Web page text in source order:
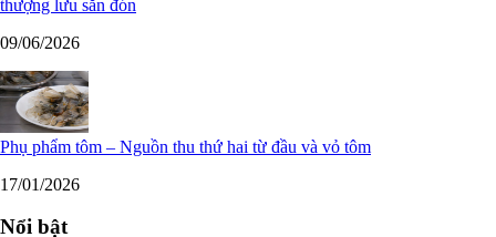
thượng lưu săn đón
09/06/2026
Phụ phẩm tôm – Nguồn thu thứ hai từ đầu và vỏ tôm
17/01/2026
Nổi bật